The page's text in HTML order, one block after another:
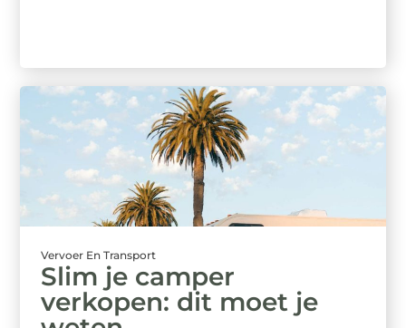
Vervoer En Transport
Slim je camper
verkopen: dit moet je